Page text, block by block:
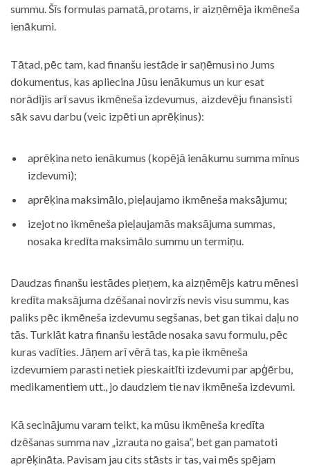
summu. Šīs formulas pamatā, protams, ir aizņēmēja ikmēneša
ienākumi.
Tātad, pēc tam, kad finanšu iestāde ir saņēmusi no Jums
dokumentus, kas apliecina Jūsu ienākumus un kur esat
norādījis arī savus ikmēneša izdevumus, aizdevēju finansisti
sāk savu darbu (veic izpēti un aprēķinus):
aprēķina neto ienākumus (kopējā ienākumu summa mīnus
izdevumi);
aprēķina maksimālo, pieļaujamo ikmēneša maksājumu;
izejot no ikmēneša pieļaujamās maksājuma summas,
nosaka kredīta maksimālo summu un termiņu.
Daudzas finanšu iestādes pieņem, ka aizņēmējs katru mēnesi
kredīta maksājuma dzēšanai novirzīs nevis visu summu, kas
paliks pēc ikmēneša izdevumu segšanas, bet gan tikai daļu no
tās. Turklāt katra finanšu iestāde nosaka savu formulu, pēc
kuras vadīties. Jāņem arī vērā tas, ka pie ikmēneša
izdevumiem parasti netiek pieskaitīti izdevumi par apģērbu,
medikamentiem utt., jo daudziem tie nav ikmēneša izdevumi.
Kā secinājumu varam teikt, ka mūsu ikmēneša kredīta
dzēšanas summa nav „izrauta no gaisa”, bet gan pamatoti
aprēķināta. Pavisam jau cits stāsts ir tas, vai mēs spējam